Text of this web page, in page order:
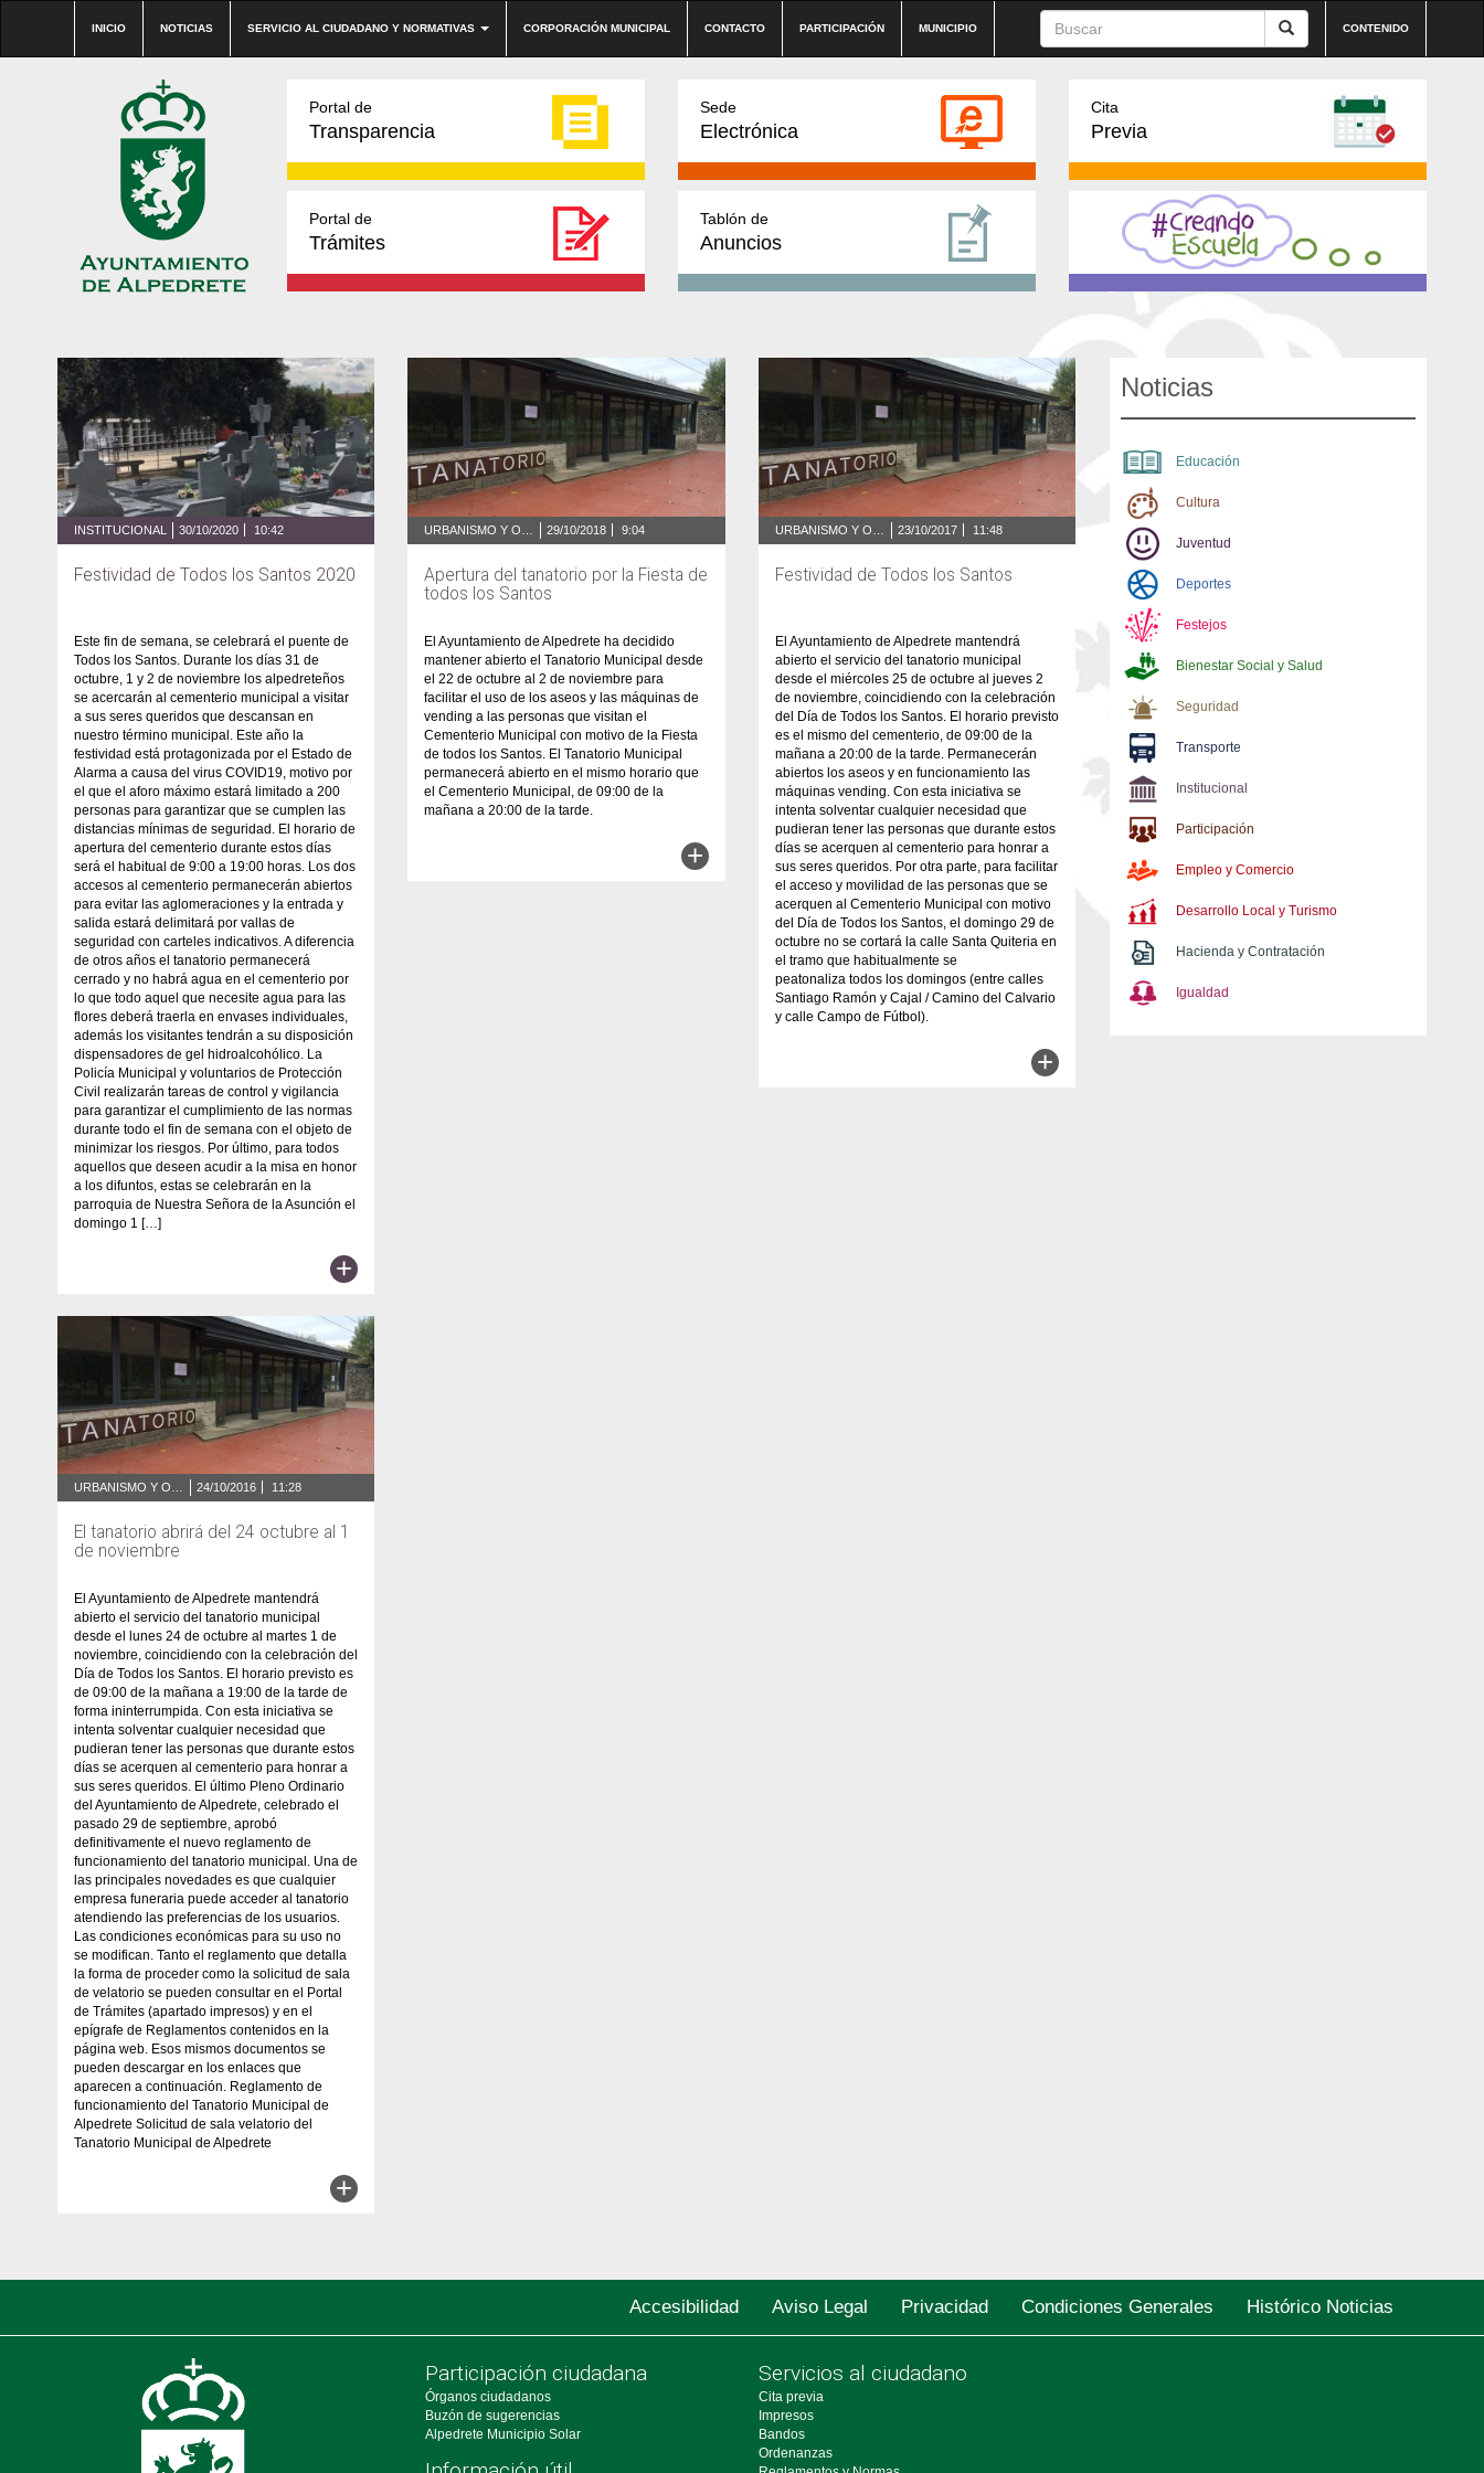
INICIO NOTICIAS SERVICIO AL CIUDADANO Y NORMATIVAS CORPORACIÓN MUNICIPAL CONTACTO PARTICIPACIÓN MUNICIPIO CONTENIDO
Portal de
Transparencia
Sede
Electrónica
Cita
Previa
Portal de
Trámites
Tablón de
Anuncios
INSTITUCIONAL 30/10/2020 10:42
Festividad de Todos los Santos 2020
Este fin de semana, se celebrará el puente de
Todos los Santos. Durante los días 31 de
octubre, 1 y 2 de noviembre los alpedreteños
se acercarán al cementerio municipal a visitar
a sus seres queridos que descansan en
nuestro término municipal. Este año la
festividad está protagonizada por el Estado de
Alarma a causa del virus COVID19, motivo por
el que el aforo máximo estará limitado a 200
personas para garantizar que se cumplen las
distancias mínimas de seguridad. El horario de
apertura del cementerio durante estos días
será el habitual de 9:00 a 19:00 horas. Los dos
accesos al cementerio permanecerán abiertos
para evitar las aglomeraciones y la entrada y
salida estará delimitará por vallas de
seguridad con carteles indicativos. A diferencia
de otros años el tanatorio permanecerá
cerrado y no habrá agua en el cementerio por
lo que todo aquel que necesite agua para las
flores deberá traerla en envases individuales,
además los visitantes tendrán a su disposición
dispensadores de gel hidroalcohólico. La
Policía Municipal y voluntarios de Protección
Civil realizarán tareas de control y vigilancia
para garantizar el cumplimiento de las normas
durante todo el fin de semana con el objeto de
minimizar los riesgos. Por último, para todos
aquellos que deseen acudir a la misa en honor
a los difuntos, estas se celebrarán en la
parroquia de Nuestra Señora de la Asunción el
domingo 1 […]
+
29/10/2018 9:04
Apertura del tanatorio por la Fiesta de
todos los Santos
El Ayuntamiento de Alpedrete ha decidido
mantener abierto el Tanatorio Municipal desde
el 22 de octubre al 2 de noviembre para
facilitar el uso de los aseos y las máquinas de
vending a las personas que visitan el
Cementerio Municipal con motivo de la Fiesta
de todos los Santos. El Tanatorio Municipal
permanecerá abierto en el mismo horario que
el Cementerio Municipal, de 09:00 de la
mañana a 20:00 de la tarde.
+
23/10/2017 11:48
Festividad de Todos los Santos
El Ayuntamiento de Alpedrete mantendrá
abierto el servicio del tanatorio municipal
desde el miércoles 25 de octubre al jueves 2
de noviembre, coincidiendo con la celebración
del Día de Todos los Santos. El horario previsto
es el mismo del cementerio, de 09:00 de la
mañana a 20:00 de la tarde. Permanecerán
abiertos los aseos y en funcionamiento las
máquinas vending. Con esta iniciativa se
intenta solventar cualquier necesidad que
pudieran tener las personas que durante estos
días se acerquen al cementerio para honrar a
sus seres queridos. Por otra parte, para facilitar
el acceso y movilidad de las personas que se
acerquen al Cementerio Municipal con motivo
del Día de Todos los Santos, el domingo 29 de
octubre no se cortará la calle Santa Quiteria en
el tramo que habitualmente se
peatonaliza todos los domingos (entre calles
Santiago Ramón y Cajal / Camino del Calvario
y calle Campo de Fútbol).
+
URBANISMO Y OBRAS 24/10/2016 11:28
El tanatorio abrirá del 24 octubre al 1
de noviembre
El Ayuntamiento de Alpedrete mantendrá
abierto el servicio del tanatorio municipal
desde el lunes 24 de octubre al martes 1 de
noviembre, coincidiendo con la celebración del
Día de Todos los Santos. El horario previsto es
de 09:00 de la mañana a 19:00 de la tarde de
forma ininterrumpida. Con esta iniciativa se
intenta solventar cualquier necesidad que
pudieran tener las personas que durante estos
días se acerquen al cementerio para honrar a
sus seres queridos. El último Pleno Ordinario
del Ayuntamiento de Alpedrete, celebrado el
pasado 29 de septiembre, aprobó
definitivamente el nuevo reglamento de
funcionamiento del tanatorio municipal. Una de
las principales novedades es que cualquier
empresa funeraria puede acceder al tanatorio
atendiendo las preferencias de los usuarios.
Las condiciones económicas para su uso no
se modifican. Tanto el reglamento que detalla
la forma de proceder como la solicitud de sala
de velatorio se pueden consultar en el Portal
de Trámites (apartado impresos) y en el
epígrafe de Reglamentos contenidos en la
página web. Esos mismos documentos se
pueden descargar en los enlaces que
aparecen a continuación. Reglamento de
funcionamiento del Tanatorio Municipal de
Alpedrete Solicitud de sala velatorio del
Tanatorio Municipal de Alpedrete
+
Noticias
Educación
Cultura
Juventud
Deportes
Festejos
Bienestar Social y Salud
Seguridad
Transporte
Institucional
Participación
Empleo y Comercio
Desarrollo Local y Turismo
Hacienda y Contratación
Igualdad
Accesibilidad Aviso Legal Privacidad Condiciones Generales Histórico Noticias
Participación ciudadana
Órganos ciudadanos
Buzón de sugerencias
Alpedrete Municipio Solar
Servicios al ciudadano
Cita previa
Impresos
Bandos
Ordenanzas